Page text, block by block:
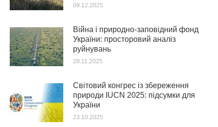
09.12.2025
Війна і природно-заповідний фонд
України: просторовий аналіз
руйнувань
28.11.2025
Світовий конгрес із збереження
природи IUCN 2025: підсумки для
України
23.10.2025